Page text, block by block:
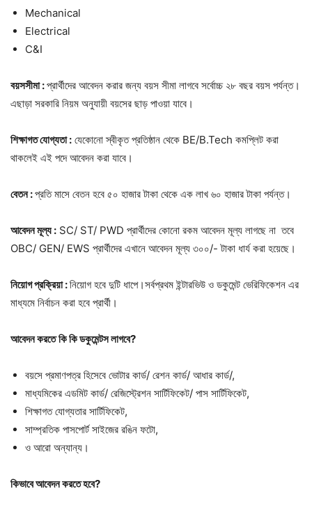
Mechanical
Electrical
C&I
বয়সসীমা :প্রার্থীদের আবেদন করার জন্য বয়স সীমা লাগবে সর্বোচ্চ ২৮ বছর বয়স পর্যন্ত।
এছাড়া সরকারি নিয়ম অনুযায়ী বয়সের ছাড় পাওয়া যাবে।
শিক্ষাগত যোগ্যতা : যেকোনো স্বীকৃত প্রতিষ্ঠান থেকে BE/B.Tech কমপ্লিট করা
থাকলেই এই পদে আবেদন করা যাবে।
বেতন :প্রতি মাসে বেতন হবে ৫০ হাজার টাকা থেকে এক লাখ ৬০ হাজার টাকা পর্যন্ত।
আবেদন মূল্য : SC/ ST/ PWD প্রার্থীদের কোনো রকম আবেদন মূল্য লাগছে না তবে
OBC/ GEN/ EWS প্রার্থীদের এখানে আবেদন মূল্য ৩০০/- টাকা ধার্য করা হয়েছে।
নিয়োগ প্রক্রিয়া :নিয়োগ হবে দুটি ধাপে।সর্বপ্রথম ইন্টারভিউ ও ডকুমেন্ট ভেরিফিকেশন এর
মাধ্যমে নির্বাচন করা হবে প্রার্থী।
আবেদন করতে কি কিডকুমেন্টস লাগবে?
বয়সে প্রমাণপত্র হিসেবে ভোটার কার্ড/ রেশন কার্ড/ আধার কার্ড/,
মাধ্যমিকের এডমিট কার্ড/ রেজিস্ট্রেশন সার্টিফিকেট/ পাস সার্টিফিকেট,
শিক্ষাগত যোগ্যতার সার্টিফিকেট,
সাম্প্রতিক পাসপোর্ট সাইজের রঙিন ফটো,
ও আরো অন্যান্য।
কিভাবে আবেদন করতে হবে?